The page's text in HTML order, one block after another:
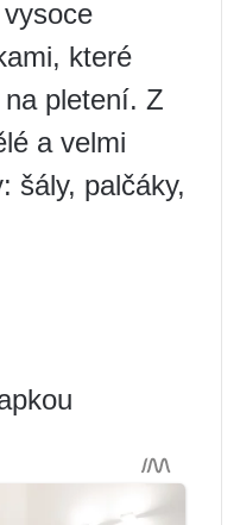
které
pletení. Z
a velmi
šály, palčáky,